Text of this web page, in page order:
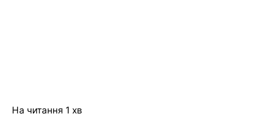
На читання 1 хв